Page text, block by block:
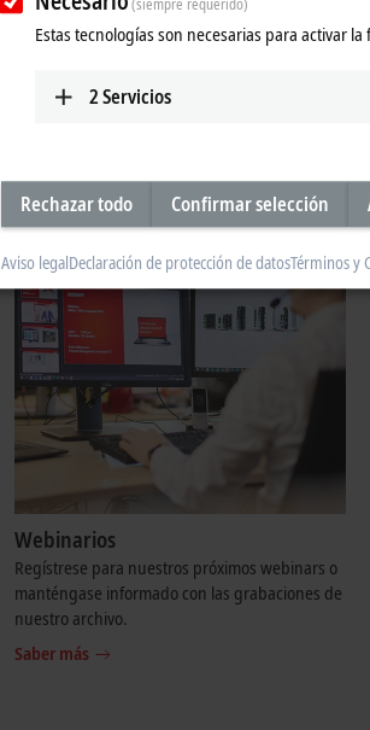
Nuestros servicios
Aquí encontrará más información.
Webinarios
Regístrese para nuestros próximos webinars o
manténgase informado con las grabaciones de
nuestro archivo.
Saber más
Estas tecnologías son necesarias para activar
2Servicios
Rechazar todo Confirmar selección
Aviso legalDeclaración de protección de datosTérminos y